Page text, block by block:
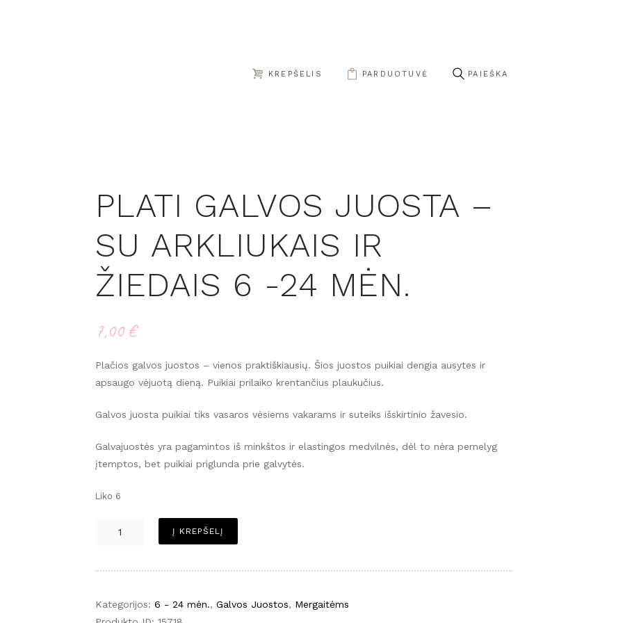
PARDUOTUVĖ
KREPŠELIS
PLATI GALVOS JUOSTA –
SU ARKLIUKAIS IR
ŽIEDAIS 6 -24 MĖN.
7,00€
Plačios galvos juostos – vienos praktiškiausių. Šios juostos puikiai dengia ausytes ir
apsaugo vėjuotą dieną. Puikiai prilaiko krentančius plaukučius.
Galvos juosta puikiai tiks vasaros vėsiems vakarams ir suteiks išskirtinio žavesio.
Galvajuostės yra pagamintos iš minkštos ir elastingos medvilnės, dėl to nėra pernelyg
įtemptos, bet puikiai priglunda prie galvytės.
Liko 6
produkto
Į KREPŠELĮ
Kategorijos: 6 - 24 mėn., Galvos Juostos, Mergaitėms